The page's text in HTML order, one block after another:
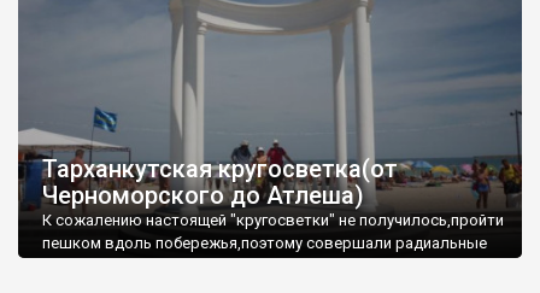
Тарханкутская кругосветка(от
Черноморского до Атлеша)
К сожалению настоящей "кругосветки" не получилось,пройти
пешком вдоль побережья,поэтому совершали радиальные